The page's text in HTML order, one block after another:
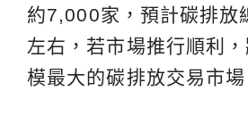
約7,000家，預計碳排放
左右，若市場推行順利
模最大的碳排放交易市場